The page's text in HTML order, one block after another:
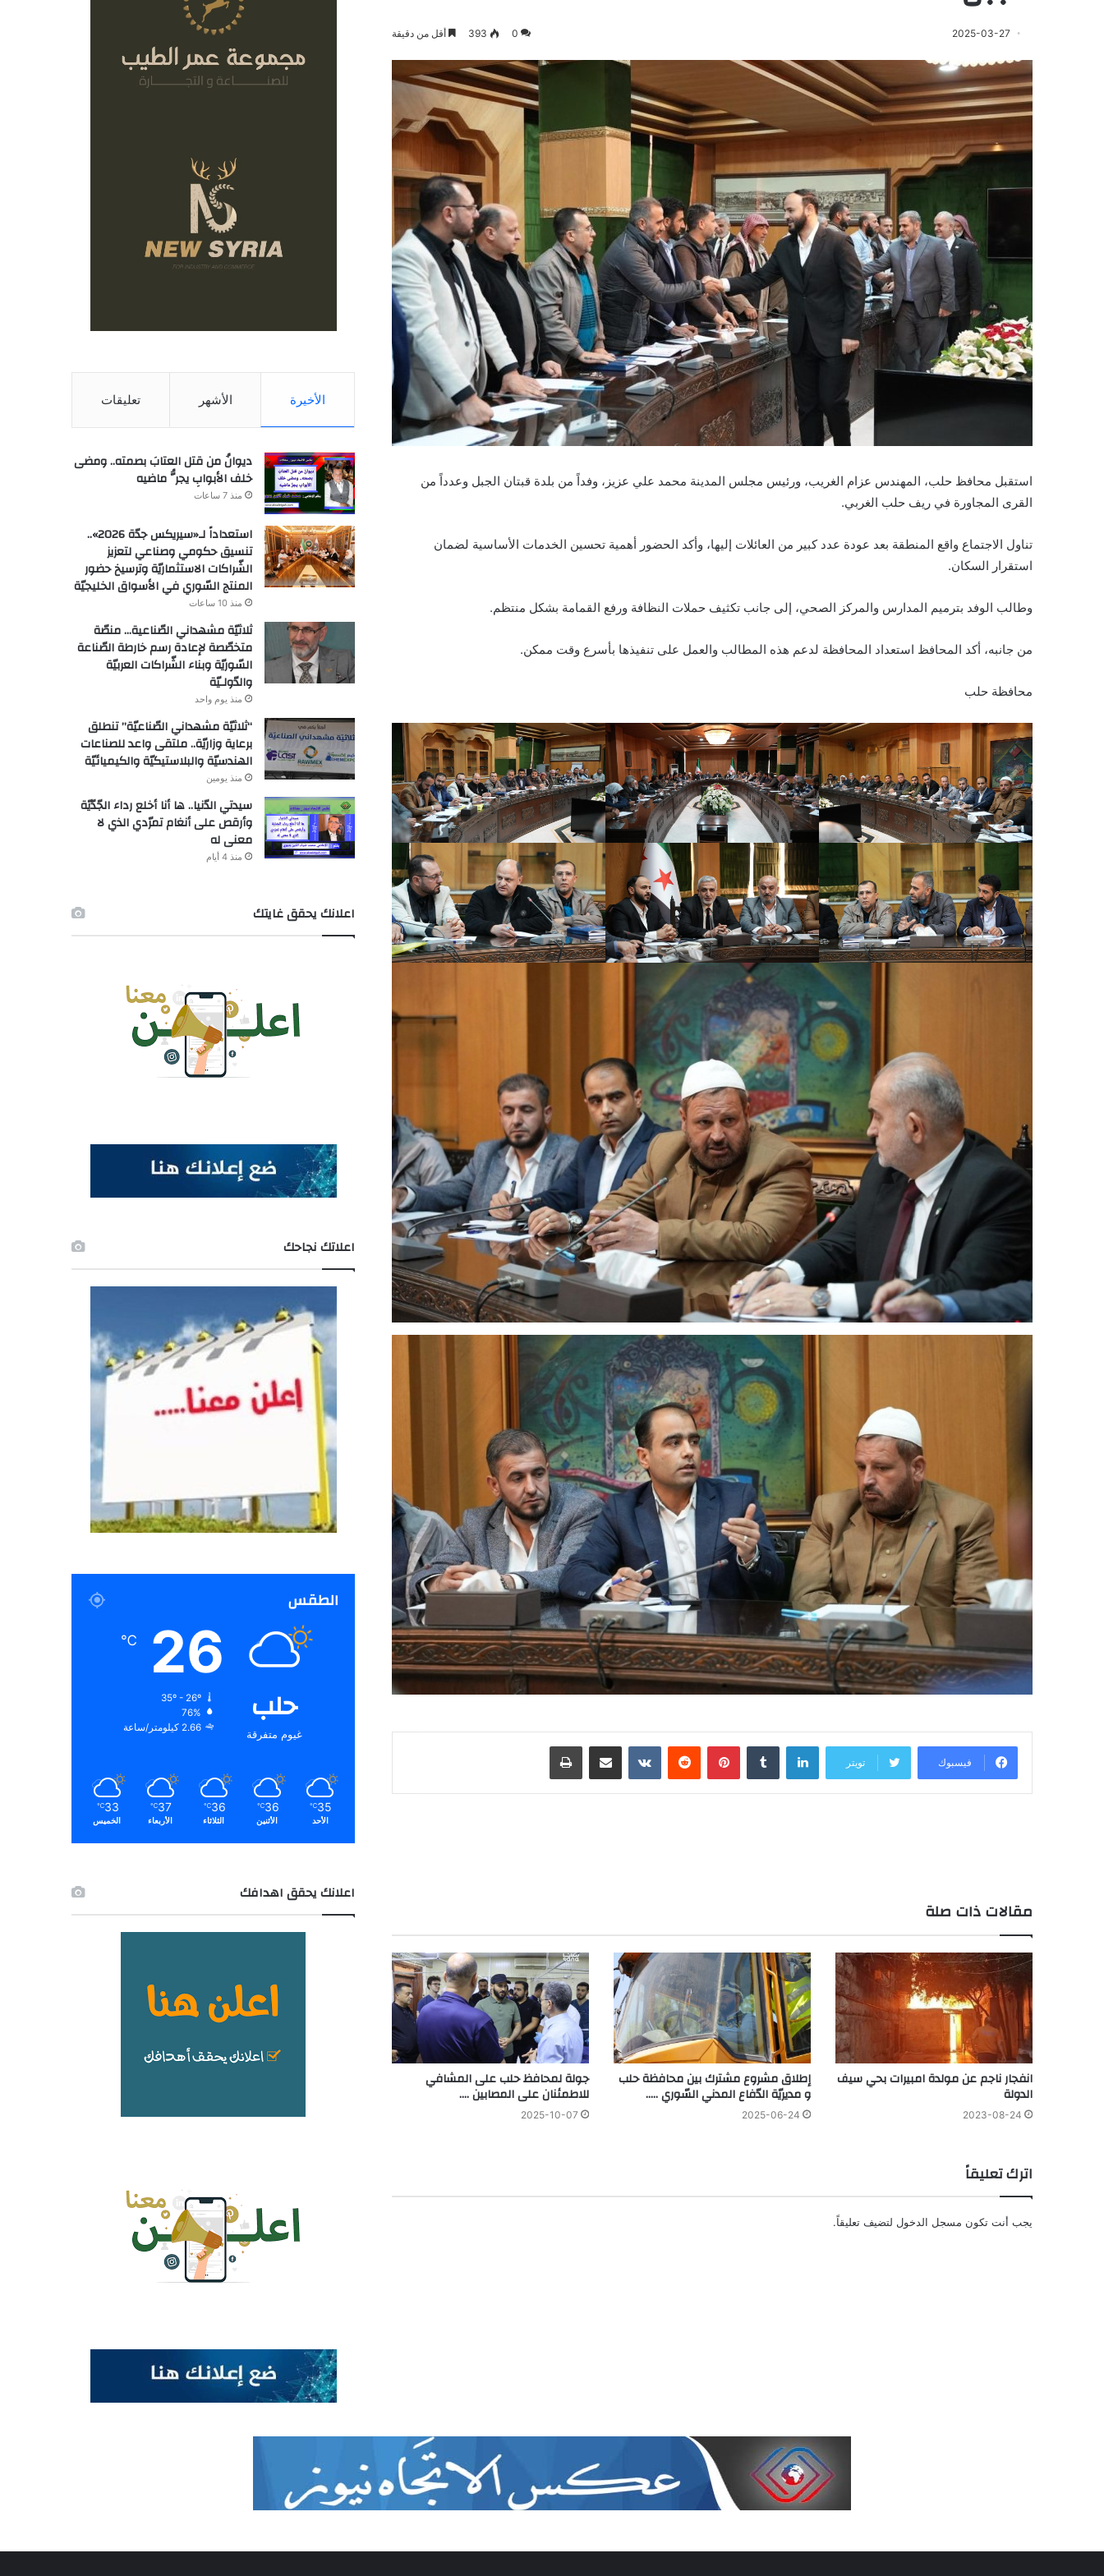
2025-03-27
0
393 أقل من دقيقة
استقبل محافظ حلب، المهندس عزام الغريب، ورئيس مجلس المدينة محمد علي عزيز، وفداً من بلدة قبتان الجبل وعدداً من
القرى المجاورة في ريف حلب الغربي.
تناول الاجتماع واقع المنطقة بعد عودة عدد كبير من العائلات إليها، وأكد الحضور أهمية تحسين الخدمات الأساسية لضمان
استقرار السكان.
وطالب الوفد بترميم المدارس والمركز الصحي، إلى جانب تكثيف حملات النظافة ورفع القمامة بشكل منتظم.
من جانبه، أكد المحافظ استعداد المحافظة لدعم هذه المطالب والعمل على تنفيذها بأسرع وقت ممكن.
محافظة حلب
فيسبوك تويتر
لينكدإن بينتيريست مشاركة عبر البريد طباعة
مقالات ذات صلة
انفجار ناجم عن مولدة امبيرات بحي سيف
الدولة
2023-08-24
إطلاق مشروع مشترك بين محافظة حلب
و مديريّة الدّفاع المدني السّوري …..
2025-06-24
جولة لمحافظ حلب على المشافي
للاطمئنان على المصابين ….
2025-10-07
اترك تعليقاً
يجب أنت تكون مسجل الدخول لتضيف تعليقاً.
الأخيرة الأشهر تعليقات
ديوانُ من قتل العتابَ بصمته.. ومضى
خلف الأبوابِ يجرُّ ماضيه
منذ 7 ساعات
استعداداً لـ«سيريكس جدّة 2026»..
تنسيق حكومي وصناعي لتعزيز
الشّراكات الاستثماريّة وترسيخ حضور
المنتج السّوري في الأسواق الخليجيّة
منذ 10 ساعات
ثلاثيّة مشهداني الصّناعية… منصّة
متخصّصة لإعادة رسم خارطة الصّناعة
السّوريّة وبناء الشّراكات العربيّة
والدّولـيّة
منذ يوم واحد
“ثلاثيّة مشهداني الصّناعيّة” تنطلق
برعاية وزاريّة.. ملتقى واعد للصناعات
الهندسيّة والبلاستيكيّة والكيميائيّة
منذ يومين
سيدتي الدّنيا.. ها أنا أخلع رداء الجّدّيّة
وأرقص على أنغام تمرّدي الذي لا
معنى له
منذ 4 أيام
اعلانك يحقق غايتك
اعلاتك نجاحك
الطقس
حلب
غيوم متفرقة
26
℃
35º - 26º
76%
2.66 كيلومتر/ساعة
35
℃
الأحد
36
℃
الأثنين
36
℃
الثلاثاء
37
℃
الأربعاء
33
℃
الخميس
اعلانك يحقق اهدافك